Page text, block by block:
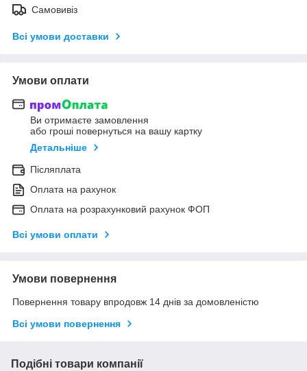
Самовивіз
Всі умови доставки
Умови оплати
Ви отримаєте замовлення
або гроші повернуться на вашу картку
Детальніше
Післяплата
Оплата на рахунок
Оплата на розрахунковий рахунок ФОП
Всі умови оплати
Умови повернення
Повернення товару впродовж 14 днів за домовленістю
Всі умови повернення
Подібні товари компанії